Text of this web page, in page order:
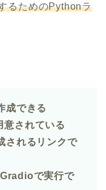
るためのPythonラ
成できる
意されている
されるリンクで
で実行で